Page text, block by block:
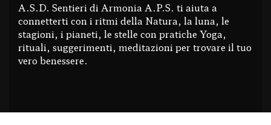
A.S.D. Sentieri di Armonia A.P.S. ti aiuta a
connetterti con i ritmi della Natura, la luna, le
stagioni, i pianeti, le stelle con pratiche Yoga,
rituali, suggerimenti, meditazioni per trovare il tuo
vero benessere.